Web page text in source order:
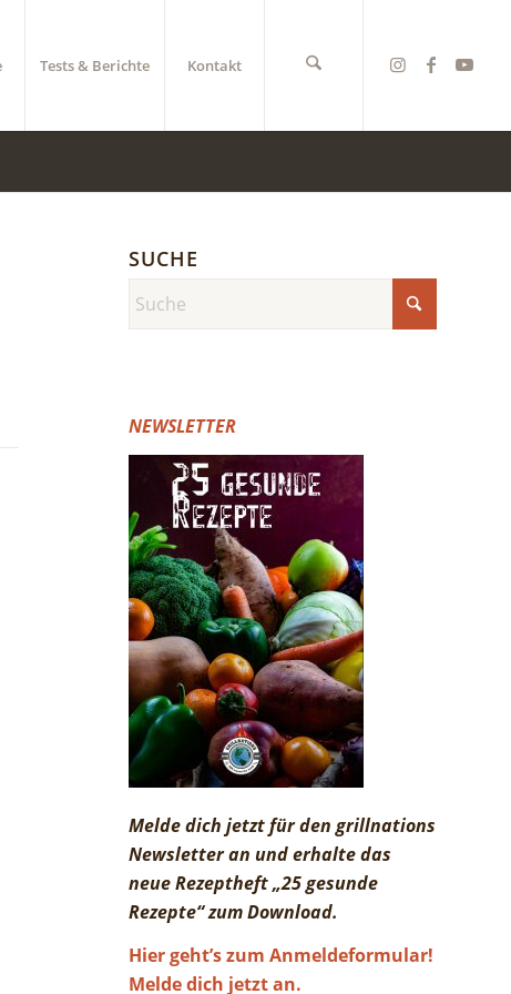
Tests & Berichte Kontakt
SUCHE
NEWSLETTER
Melde dich jetzt für den grillnations
Newsletter an und erhalte das
neue Rezeptheft „25 gesunde
Rezepte“ zum Download.
Hier geht’s zum Anmeldeformular!
Melde dich jetzt an.